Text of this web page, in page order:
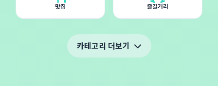
맛집 즐길거리
카테고리 더보기